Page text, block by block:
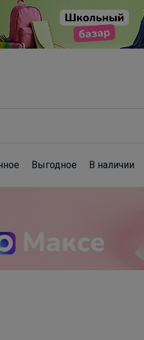
Выгодное В наличии